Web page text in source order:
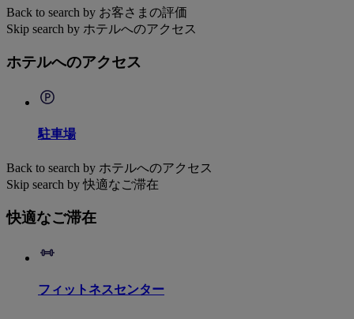
Back to search by お客さまの評価
Skip search by ホテルへのアクセス
ホテルへのアクセス
駐車場
Back to search by ホテルへのアクセス
Skip search by 快適なご滞在
快適なご滞在
フィットネスセンター